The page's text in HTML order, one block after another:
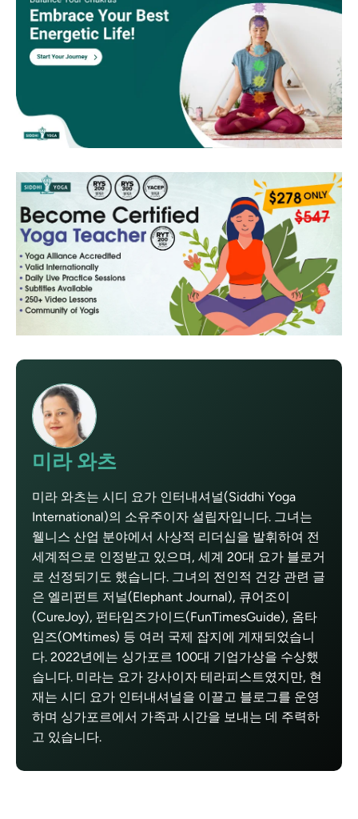
미라 와츠
미라 와츠는 시디 요가 인터내셔널(Siddhi Yoga
International)의 소유주이자 설립자입니다. 그녀는
웰니스 산업 분야에서 사상적 리더십을 발휘하여 전
세계적으로 인정받고 있으며, 세계 20대 요가 블로거
로 선정되기도 했습니다. 그녀의 전인적 건강 관련 글
은 엘리펀트 저널(Elephant Journal), 큐어조이
(CureJoy), 펀타임즈가이드(FunTimesGuide), 옴타
임즈(OMtimes) 등 여러 국제 잡지에 게재되었습니
다. 2022년에는 싱가포르 100대 기업가상을 수상했
습니다. 미라는 요가 강사이자 테라피스트였지만, 현
재는 시디 요가 인터내셔널을 이끌고 블로그를 운영
하며 싱가포르에서 가족과 시간을 보내는 데 주력하
고 있습니다.